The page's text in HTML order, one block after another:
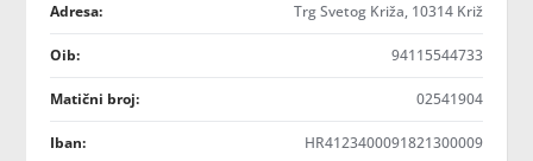
Adresa: Trg Svetog Križa, 10314 Križ
Oib: 94115544733
Matični broj: 02541904
Iban: HR4123400091821300009